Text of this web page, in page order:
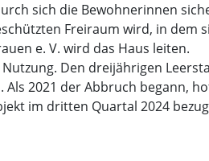
sich die Bewohnerinnen
Freiraum wird, in dem
e. V. wird das Haus leiten.
Den dreijährigen
2021 der Abbruch begann,
im dritten Quartal 2024